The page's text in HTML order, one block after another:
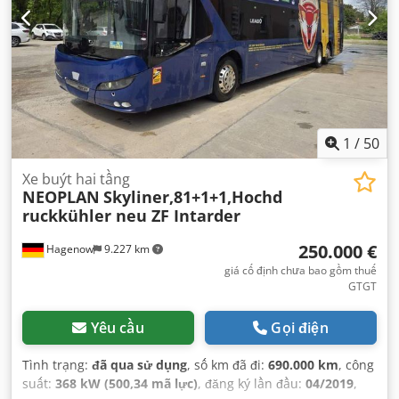
1 / 50
Hagenow 9.227 km
Xe buýt hai tầng
NEOPLAN Skyliner,81+1+1,Hochd
ruckkühler neu ZF Intarder
250.000 €
giá cố định chưa bao gồm thuế
GTGT
Yêu cầu Gọi điện
Tình trạng: đã qua sử dụng, số km đã đi: 690.000 km, công
suất: 368 kW (500,34 mã lực), đăng ký lần đầu: 04/2019,